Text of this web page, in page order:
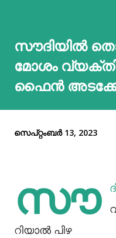
സൗദിയിൽ
മോശം
ഫൈൻ
സെപ്റ്റംബർ 13, 2023
സൗ
റിയാൽ പിഴ